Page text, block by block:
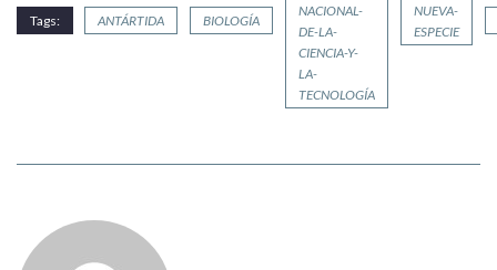
Tags: ANTÁRTIDA BIOLOGÍA
NACIONAL-
DE-LA-
CIENCIA-Y-
LA-
TECNOLOGÍA
NUEVA-
ESPECIE